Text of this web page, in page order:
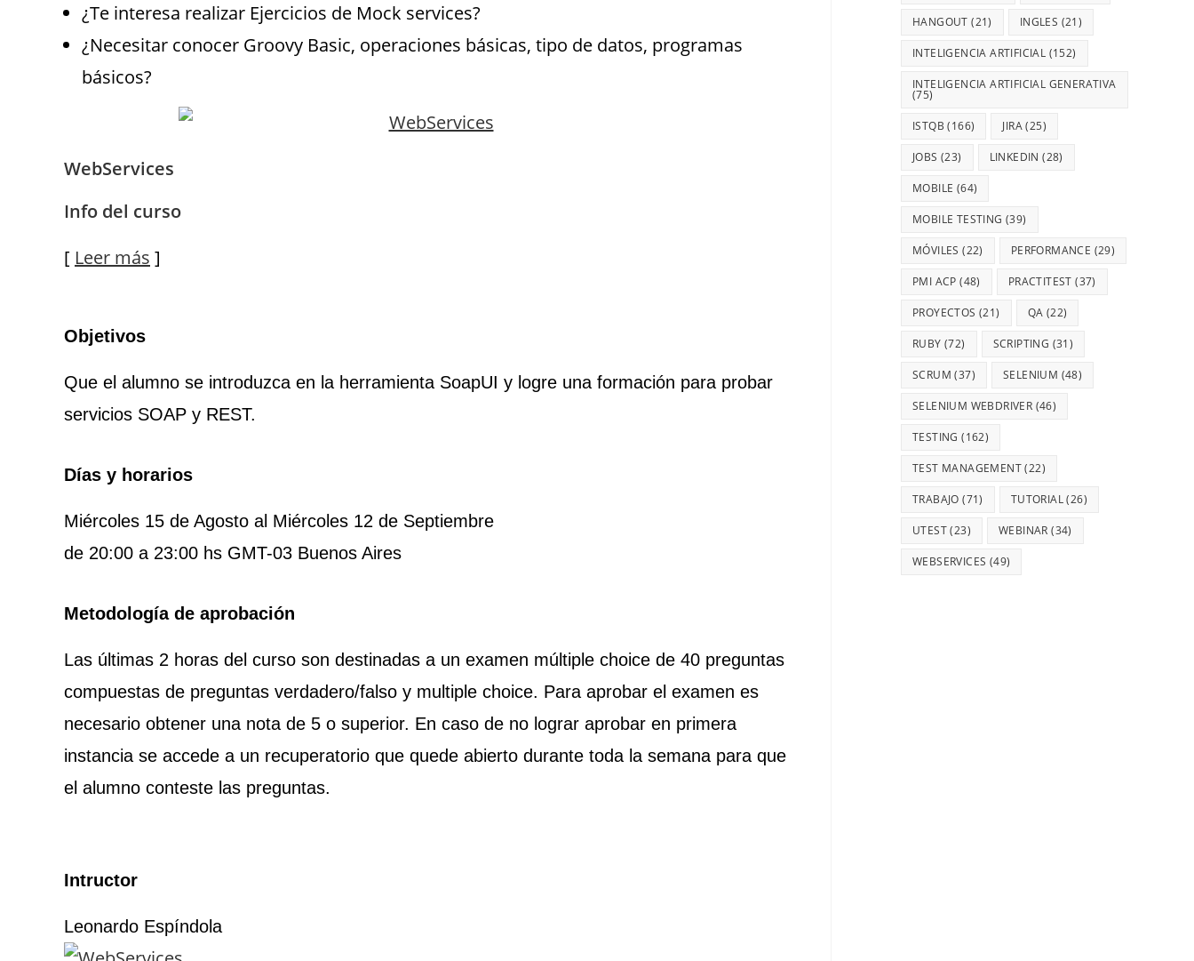
¿Te interesa realizar Ejercicios de Mock services?
¿Necesitar conocer Groovy Basic, operaciones básicas, tipo de datos, programas
básicos?
WebServices
Info del curso
[ Leer más ]
Objetivos
Que el alumno se introduzca en la herramienta SoapUI y logre una formación para probar
servicios SOAP y REST.
Días y horarios
Miércoles 15 de Agosto al Miércoles 12 de Septiembre
de 20:00 a 23:00 hs GMT-03 Buenos Aires
Metodología de aprobación
Las últimas 2 horas del curso son destinadas a un examen múltiple choice de 40 preguntas
compuestas de preguntas verdadero/falso y multiple choice. Para aprobar el examen es
necesario obtener una nota de 5 o superior. En caso de no lograr aprobar en primera
instancia se accede a un recuperatorio que quede abierto durante toda la semana para que
el alumno conteste las preguntas.
Intructor
Leonardo Espíndola
HANGOUT (21) INGLES (21)
INTELIGENCIA ARTIFICIAL (152)
INTELIGENCIA ARTIFICIAL GENERATIVA
(75)
ISTQB (166) JIRA(25)
JOBS (23) LINKEDIN (28)
MOBILE (64)
MOBILE TESTING (39)
MÓVILES (22) PERFORMANCE (29)
PMI ACP (48) PRACTITEST (37)
PROYECTOS (21) QA (22)
RUBY (72) SCRIPTING (31)
SCRUM (37) SELENIUM (48)
SELENIUM WEBDRIVER (46)
TESTING (162)
TEST MANAGEMENT(22)
TRABAJO (71) TUTORIAL(26)
UTEST(23) WEBINAR (34)
WEBSERVICES (49)